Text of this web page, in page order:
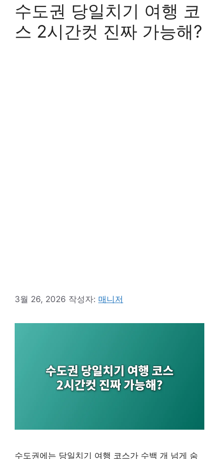
수도권 당일치기 여행 코
스 2시간컷 진짜 가능해?
3월 26, 2026 작성자: 매니저
수도권에는 당일치기 여행 코스가 수백 개 넘게 숨